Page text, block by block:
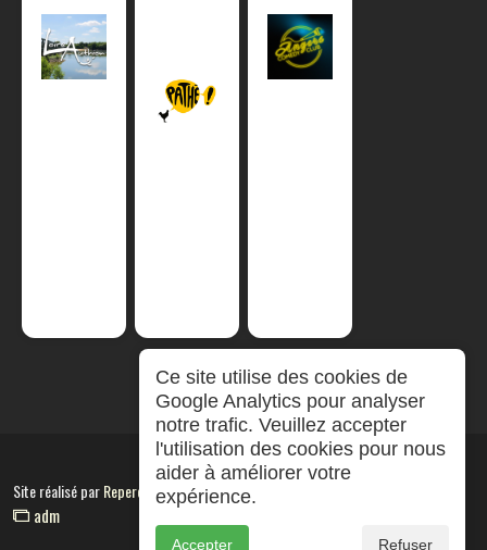
Site réalisé parRepereCom
adm
Ce site utilise des cookies de
Google Analytics pour analyser
notre trafic. Veuillez accepter
l'utilisation des cookies pour nous
aider à améliorer votre
expérience.
Accepter Refuser